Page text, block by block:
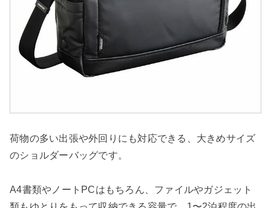
荷物の多い出張や外回りにも対応できる、大きめサイズ
のショルダーバッグです。
A4書類やノートPCはもちろん、ファイルやガジェット